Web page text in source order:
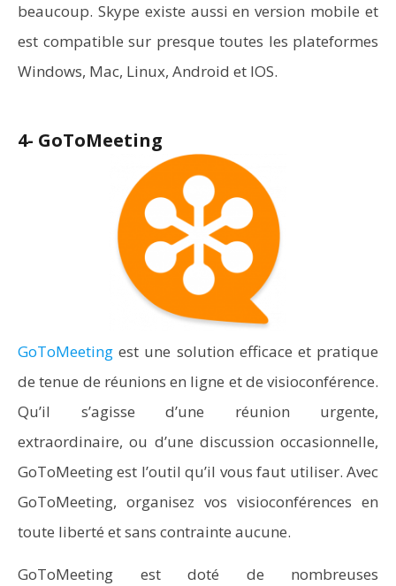
beaucoup. Skype existe aussi en version mobile et
est compatible sur presque toutes les plateformes
Windows, Mac, Linux, Android et IOS.
4- GoToMeeting
GoToMeeting est une solution efficace et pratique
de tenue de réunions en ligne et de visioconférence.
Qu’il s’agisse d’une réunion urgente,
extraordinaire, ou d’une discussion occasionnelle,
GoToMeeting est l’outil qu’il vous faut utiliser. Avec
GoToMeeting, organisez vos visioconférences en
toute liberté et sans contrainte aucune.
GoToMeeting est doté de nombreuses